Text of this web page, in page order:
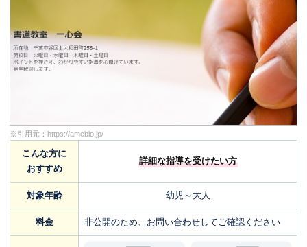
※引用元： https://ameblo.jp/
こんな方に
おすすめ
詳細な指導を受けたい方
対象年齢 幼児～大人
料金 非公開のため、お問い合わせしてご確認ください